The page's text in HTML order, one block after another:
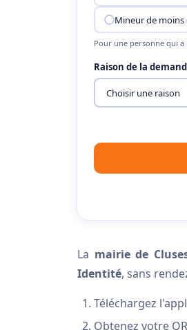
Mineur de moins
Pour une personne qui a
Raison de la
La mairie de
Identité, sans
Téléchargez
Obtenez votre